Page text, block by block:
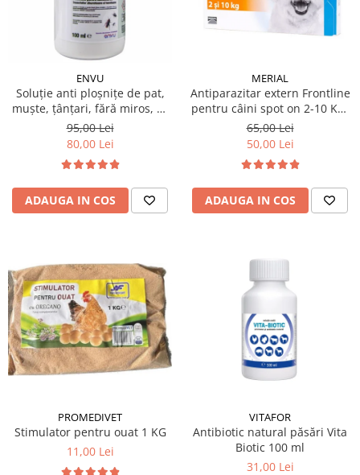
ENVU
Soluție anti ploșnițe de pat,
muște, țânțari, fără miros, K-
OTHRINE SC 7.5 Flow 100 ml
95,00 Lei
80,00 Lei
ADAUGA IN COS
MERIAL
Antiparazitar extern Frontline
pentru câini spot on 2-10 KG,
1 pipetă
65,00 Lei
50,00 Lei
ADAUGA IN COS
PROMEDIVET
Stimulator pentru ouat 1 KG
11,00 Lei
VITAFOR
Antibiotic natural păsări Vita
Biotic 100 ml
31,00 Lei